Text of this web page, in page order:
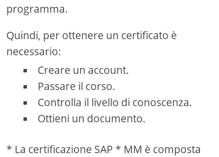
programma.
Quindi, per ottenere un certificato è
necessario:
Creare un account.
Passare il corso.
Controlla il livello di conoscenza.
Ottieni un documento.
* La certificazione SAP * MM è composta